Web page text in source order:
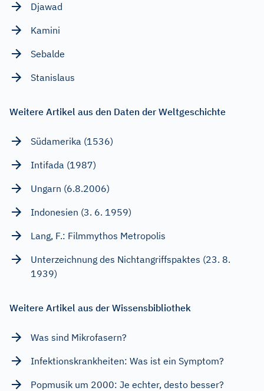
Djawad
Kamini
Sebalde
Stanislaus
Weitere Artikel aus den Daten der Weltgeschichte
Südamerika (1536)
Intifada (1987)
Ungarn (6.8.2006)
Indonesien (3. 6. 1959)
Lang, F.: Filmmythos Metropolis
Unterzeichnung des Nichtangriffspaktes (23. 8.
1939)
Weitere Artikel aus der Wissensbibliothek
Was sind Mikrofasern?
Infektionskrankheiten: Was ist ein Symptom?
Popmusik um 2000: Je echter, desto besser?